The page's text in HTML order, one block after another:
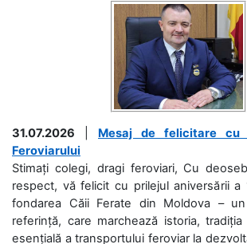
31.07.2026
Mesaj de felicitare cu
Feroviarului
Stimați colegi, dragi feroviari, Cu
respect, vă felicit cu prilejul aniversării a
fondarea Căii Ferate din Moldova –
referință, care marchează istoria,
esențială a transportului feroviar la